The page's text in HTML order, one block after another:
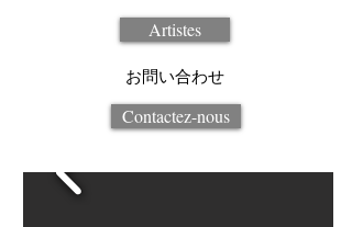
Artistes
お問い合わせ
Contactez-nous